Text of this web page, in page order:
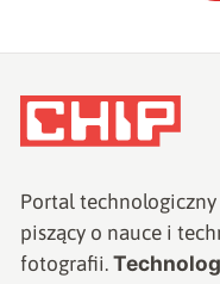
Portal
piszący o nauce i
fotografii.